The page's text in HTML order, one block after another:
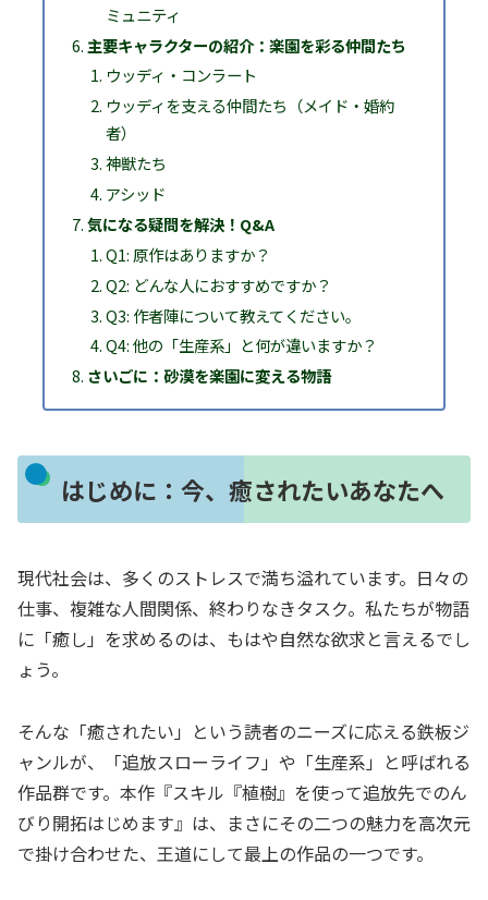
ミュニティ
主要キャラクターの紹介：楽園を彩る仲間たち
ウッディ・コンラート
ウッディを支える仲間たち（メイド・婚約
者）
神獣たち
アシッド
気になる疑問を解決！Q&A
Q1: 原作はありますか？
Q2: どんな人におすすめですか？
Q3: 作者陣について教えてください。
Q4: 他の「生産系」と何が違いますか？
さいごに：砂漠を楽園に変える物語
はじめに：今、癒されたいあなたへ
現代社会は、多くのストレスで満ち溢れています。日々の
仕事、複雑な人間関係、終わりなきタスク。私たちが物語
に「癒し」を求めるのは、もはや自然な欲求と言えるでし
ょう。
そんな「癒されたい」という読者のニーズに応える鉄板ジ
ャンルが、「追放スローライフ」や「生産系」と呼ばれる
作品群です。本作『スキル『植樹』を使って追放先でのん
びり開拓はじめます』は、まさにその二つの魅力を高次元
で掛け合わせた、王道にして最上の作品の一つです。